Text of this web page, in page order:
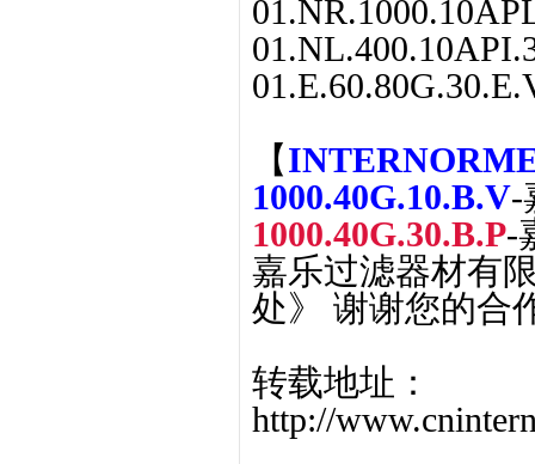
【
1000.40G.10.B.V-
1000.40G.30.B.P-
嘉乐过滤器材有
处》 谢谢您的合
转载地址：
http://